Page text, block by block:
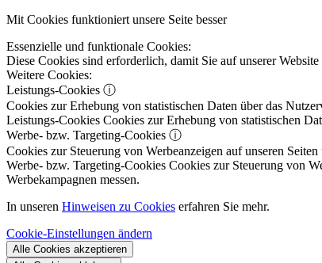
Mit Cookies funktioniert unsere Seite besser
Essenzielle und funktionale Cookies:
Diese Cookies sind erforderlich, damit Sie auf unserer
Weitere Cookies:
Leistungs-Cookies ⓘ
Cookies zur Erhebung von statistischen Daten über das
Leistungs-Cookies Cookies zur Erhebung von statistischen
Werbe- bzw. Targeting-Cookies ⓘ
Cookies zur Steuerung von Werbeanzeigen auf unseren
Werbe- bzw. Targeting-Cookies Cookies zur Steuerung von
Werbekampagnen messen.
In unseren Hinweisen zu Cookies erfahren Sie mehr.
Cookie-Einstellungen ändern
Alle Cookies akzeptieren